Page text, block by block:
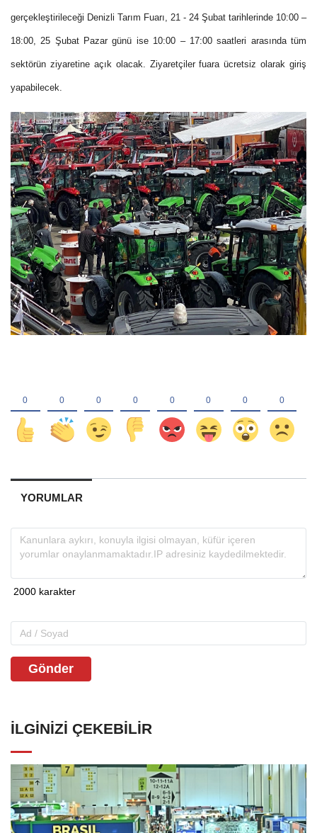
gerçekleştirileceği Denizli Tarım Fuarı, 21 - 24 Şubat tarihlerinde 10:00 –
18:00, 25 Şubat Pazar günü ise 10:00 – 17:00 saatleri arasında tüm
sektörün ziyaretine açık olacak. Ziyaretçiler fuara ücretsiz olarak giriş
yapabilecek.
YORUMLAR
Gönder
İLGINIZI ÇEKEBILIR